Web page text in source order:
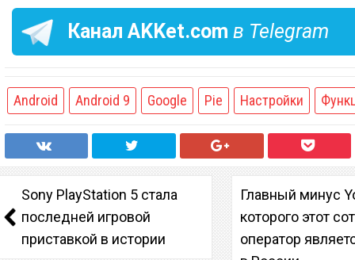
Канал AKKet.com в Telegram
Android Android 9 Google Pie Настройки
Sony PlayStation 5 стала
последней игровой
приставкой в истории
Главный минус
которого этот
оператор